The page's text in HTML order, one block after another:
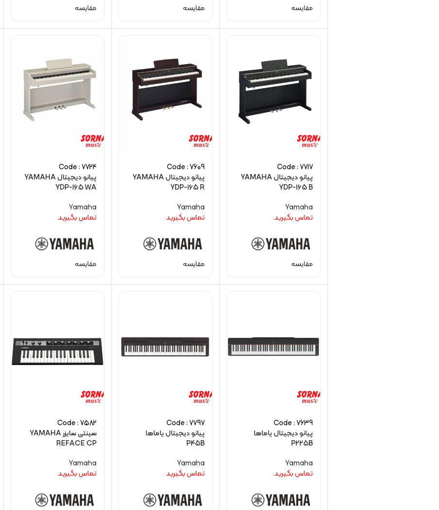
مقایسه مقایسه مقایسه
Code : 7717
پیانو دیجیتال YAMAHA
YDP-165 B
Yamaha
تماس بگیرید
مقایسه
Code : 7609
پیانو دیجیتال YAMAHA
YDP-165 R
Yamaha
تماس بگیرید
مقایسه
Code : 7724
پیانو دیجیتال YAMAHA
YDP-165 WA
Yamaha
تماس بگیرید
مقایسه
Code : 7639
پیانو دیجیتال یاماها
P225B
Yamaha
تماس بگیرید
Code : 7797
پیانو دیجیتال یاماها
P45B
Yamaha
تماس بگیرید
Code : 7582
سینتی سایزر YAMAHA
REFACE CP
Yamaha
تماس بگیرید